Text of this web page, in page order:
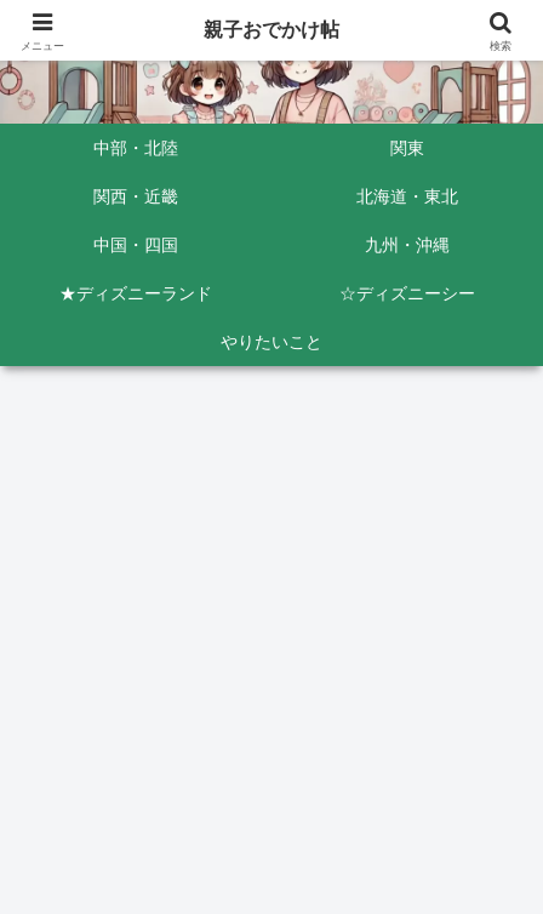
中部・北陸 関東
関西・近畿 北海道・東北
中国・四国 九州・沖縄
★ディズニーランド ☆ディズニーシー
やりたいこと
メニュー
親子おでかけ帖
検索